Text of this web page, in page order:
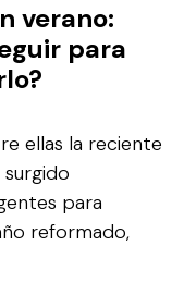
verano:
para
ellas la reciente
surgido
para
reformado,